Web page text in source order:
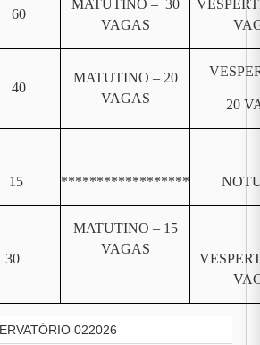
60
MATUTINO – 30
VAGAS
40
MATUTINO – 20
VAGAS
20
******************
MATUTINO – 15
VAGAS
022026